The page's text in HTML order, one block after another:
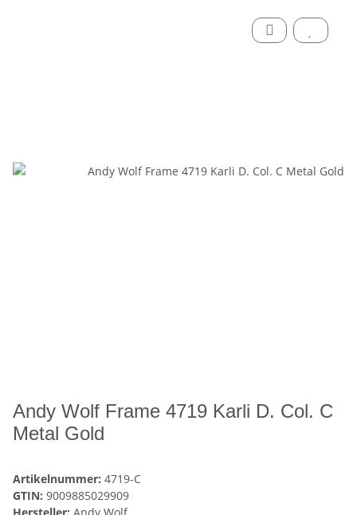
Andy Wolf Frame 4719 Karli D. Col. C
Metal Gold
Artikelnummer: 4719-C
GTIN: 9009885029909